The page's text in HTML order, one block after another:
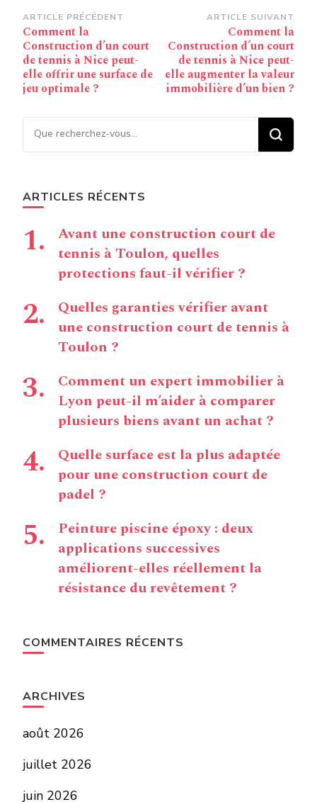
Navigation
d’article
ARTICLE PRÉCÉDENT
Comment la
Construction d’un court
de tennis à Nice peut-
elle offrir une surface de
jeu optimale ?
ARTICLE SUIVANT
Comment la
Construction d’un court
de tennis à Nice peut-
elle augmenter la valeur
immobilière d’un bien ?
Vous recherchiez quelque
chose ?
ARTICLES RÉCENTS
Avant une construction court de
tennis à Toulon, quelles
protections faut-il vérifier ?
Quelles garanties vérifier avant
une construction court de tennis à
Toulon ?
Comment un expert immobilier à
Lyon peut-il m’aider à comparer
plusieurs biens avant un achat ?
Quelle surface est la plus adaptée
pour une construction court de
padel ?
Peinture piscine époxy : deux
applications successives
améliorent-elles réellement la
résistance du revêtement ?
COMMENTAIRES RÉCENTS
ARCHIVES
août 2026
juillet 2026
juin 2026